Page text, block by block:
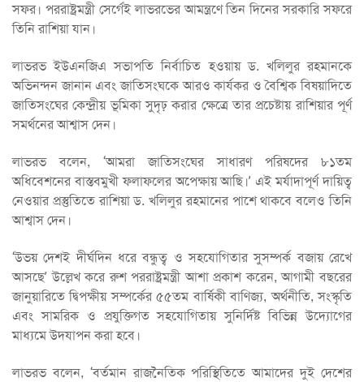
সফর। পররাষ্ট্রমন্ত্রী সের্গেই লাভরভের আমন্ত্রণে তিন দিনের সরকারি সফরে
তিনি রাশিয়া যান।
লাভরভ ইউএনজিএ সভাপতি নির্বাচিত হওয়ায় ড. খলিলুর রহমানকে
অভিনন্দন জানান এবং জাতিসংঘকে আরও কার্যকর ও বৈশ্বিক বিষয়াদিতে
জাতিসংঘের কেন্দ্রীয় ভূমিকা সুদৃঢ় করার ক্ষেত্রে তার প্রচেষ্টায় রাশিয়ার পূর্ণ
সমর্থনের আশ্বাস দেন।
লাভরভ বলেন, ‘আমরা জাতিসংঘের সাধারণ পরিষদের ৮১তম
অধিবেশনের বাস্তবমুখী ফলাফলের অপেক্ষায় আছি।’ এই মর্যাদাপূর্ণ দায়িত্ব
নেওয়ার প্রস্তুতিতে রাশিয়া ড. খলিলুর রহমানের পাশে থাকবে বলেও তিনি
আশ্বাস দেন।
‘উভয় দেশই দীর্ঘদিন ধরে বন্ধুত্ব ও সহযোগিতার সুসম্পর্ক বজায় রেখে
আসছে’ উল্লেখ করে রুশ পররাষ্ট্রমন্ত্রী আশা প্রকাশ করেন, আগামী বছরের
জানুয়ারিতে দ্বিপক্ষীয় সম্পর্কের ৫৫তম বার্ষিকী বাণিজ্য, অর্থনীতি, সংস্কৃতি
এবং সামরিক ও প্রযুক্তিগত সহযোগিতায় সুনির্দিষ্ট বিভিন্ন উদ্যোগের
মাধ্যমে উদযাপন করা হবে।
লাভরভ বলেন, ‘বর্তমান রাজনৈতিক পরিস্থিতিতে আমাদের দুই দেশের